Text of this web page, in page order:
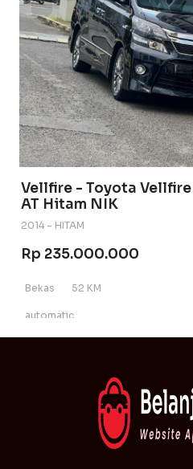
Vellfire - Toyota Vellfire
AT Hitam NIK
2014 - HITAM
Rp 235.000.000
Bekas 52 KM
automatic